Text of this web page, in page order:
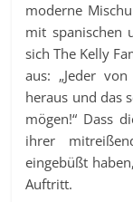
moderne
mit spanischen
sich The Kelly
aus: „Jeder
heraus und das
mögen!“ Dass
ihrer
eingebüßt
Auftritt.